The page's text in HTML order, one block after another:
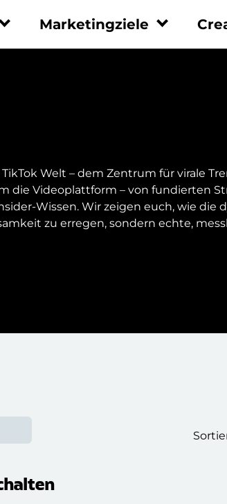
Tracking Integration
Beratung
Reporting
Marketingziele
Markenbekanntheit
Welt – dem Zentrum für virale
die Videoplattform – von fundierten
Wissen. Wir zeigen euch, wie die
zu erregen, sondern echte,